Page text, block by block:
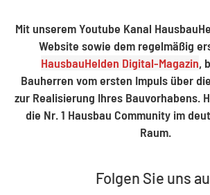
Mit unserem Youtube Kanal
Website sowie dem regelmäßig
HausbauHelden Digital-Magazin,
Bauherren vom ersten Impuls über
zur Realisierung Ihres Bauvorhabens.
die Nr. 1 Hausbau Community im
Raum.
Folgen Sie uns